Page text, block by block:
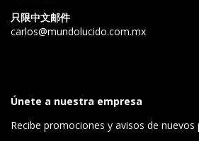
只限中文邮件
carlos@mundolucido.com.mx
Únete a nuestra empresa
Recibe promociones y avisos de nuevos